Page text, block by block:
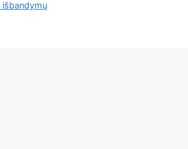
išbandymų